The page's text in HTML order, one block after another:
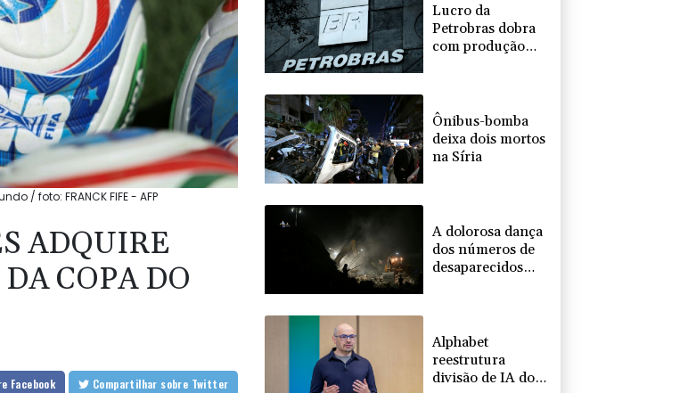
/ foto: FRANCK FIFE - AFP
ADQUIRE
COPA DO
Facebook Compartilhar sobre Twitter
Lucro da
Petrobras dobra
com produção
Ônibus-bomba
deixa dois mortos
na Síria
A dolorosa dança
dos números de
desaparecidos
Alphabet
reestrutura
divisão de IA do